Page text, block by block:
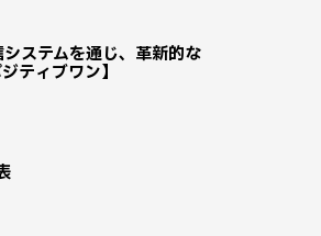
ステムを通じ、革新的な
ティブワン】